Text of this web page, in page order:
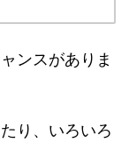
ンスがありま
り、いろいろ